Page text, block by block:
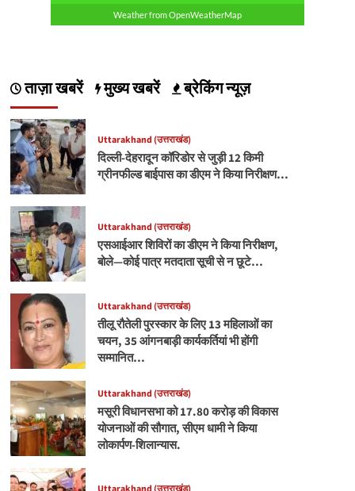
Weather from OpenWeatherMap
ताज़ा खबरें मुख्य खबरें ब्रेकिंग न्यूज़
Uttarakhand (उत्तराखंड)
दिल्ली-देहरादून कॉरिडोर से जुड़ी 12 किमी
ग्रीनफील्ड बाईपास का डीएम ने किया निरीक्षण…
Uttarakhand (उत्तराखंड)
एसआईआर शिविरों का डीएम ने किया निरीक्षण,
बोले—कोई पात्र मतदाता सूची से न छूटे…
Uttarakhand (उत्तराखंड)
तीलू रौतेली पुरस्कार के लिए 13 महिलाओं का
चयन, 35 आंगनबाड़ी कार्यकर्तियां भी होंगी
सम्मानित…
Uttarakhand (उत्तराखंड)
मसूरी विधानसभा को 17.80 करोड़ की विकास
योजनाओं की सौगात, सीएम धामी ने किया
लोकार्पण-शिलान्यास.